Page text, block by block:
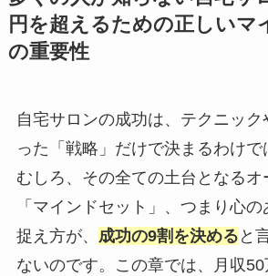
円を超えるための正しいマ
の重要性
自宅サロンの成功は、テクニッ
った「戦略」だけで決まるわけで
むしろ、その全ての土台となるオ
「マインドセット」、つまり心
捉え方が、 成功の9割を決める と
ないのです。この章では、月収50